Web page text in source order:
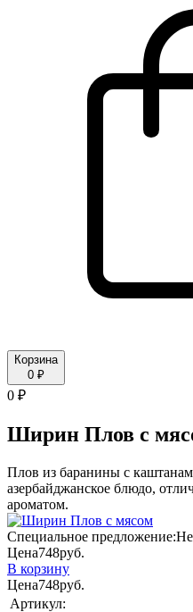
Корзина
0 ₽
0 ₽
Ширин Плов с
Плов из баранины с
азербайджанское блюдо,
ароматом.
Специальное предложение:
Цена748руб.
В корзину
Цена748руб.
Артикул: